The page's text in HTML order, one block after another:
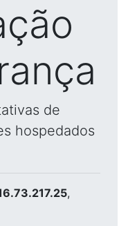
de
hospedados
,